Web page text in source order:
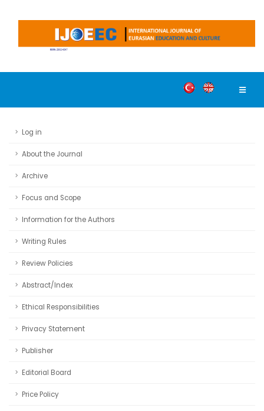
Log in
About the Journal
Archive
Focus and Scope
Information for the Authors
Writing Rules
Review Policies
Abstract/Index
Ethical Responsibilities
Privacy Statement
Publisher
Editorial Board
Price Policy